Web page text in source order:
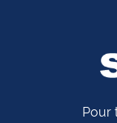
Pour